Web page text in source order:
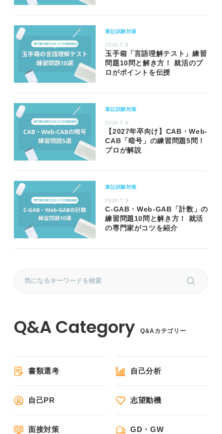
筆記試験対策
2026.7.9
玉手箱「言語理解テスト」練習
問題10問と解き方！ 就活のプ
ロがポイントを伝授
筆記試験対策
2026.7.9
【2027年卒向け】CAB・Web-
CAB「暗号」の練習問題5問！
プロが解説
筆記試験対策
2026.7.9
C-GAB・Web-GAB「計数」の
練習問題10問と解き方！ 就活
の専門家がコツを紹介
Q&Aカテゴリー
書類選考 自己分析
自己PR 志望動機
面接対策 GD・GW